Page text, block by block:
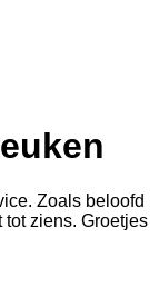
Zoals beloofd
ziens. Groetjes